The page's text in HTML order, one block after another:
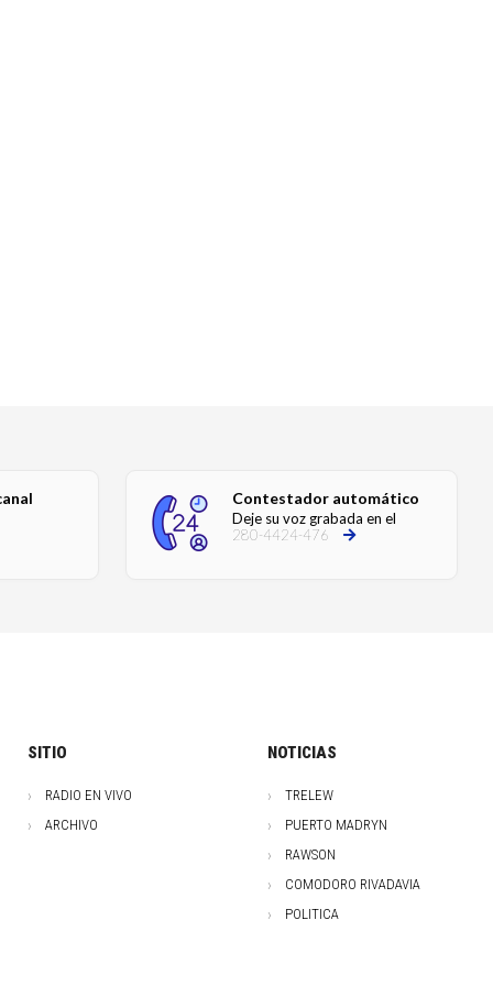
Contestador automático
Deje su voz grabada en el
280-4424-476
SITIO
RADIO EN VIVO
ARCHIVO
NOTICIAS
TRELEW
PUERTO MADRYN
RAWSON
COMODORO RIVADAVIA
POLITICA